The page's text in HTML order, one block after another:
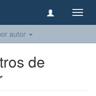
autor
de